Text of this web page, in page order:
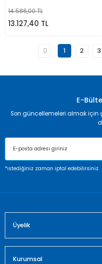
14.586,00 TL
13.127,40 TL
1 2 3
E-
Son güncellemeleri almak için
*istediğiniz zaman iptal edebilirsiniz.
Üyelik
Kurumsal